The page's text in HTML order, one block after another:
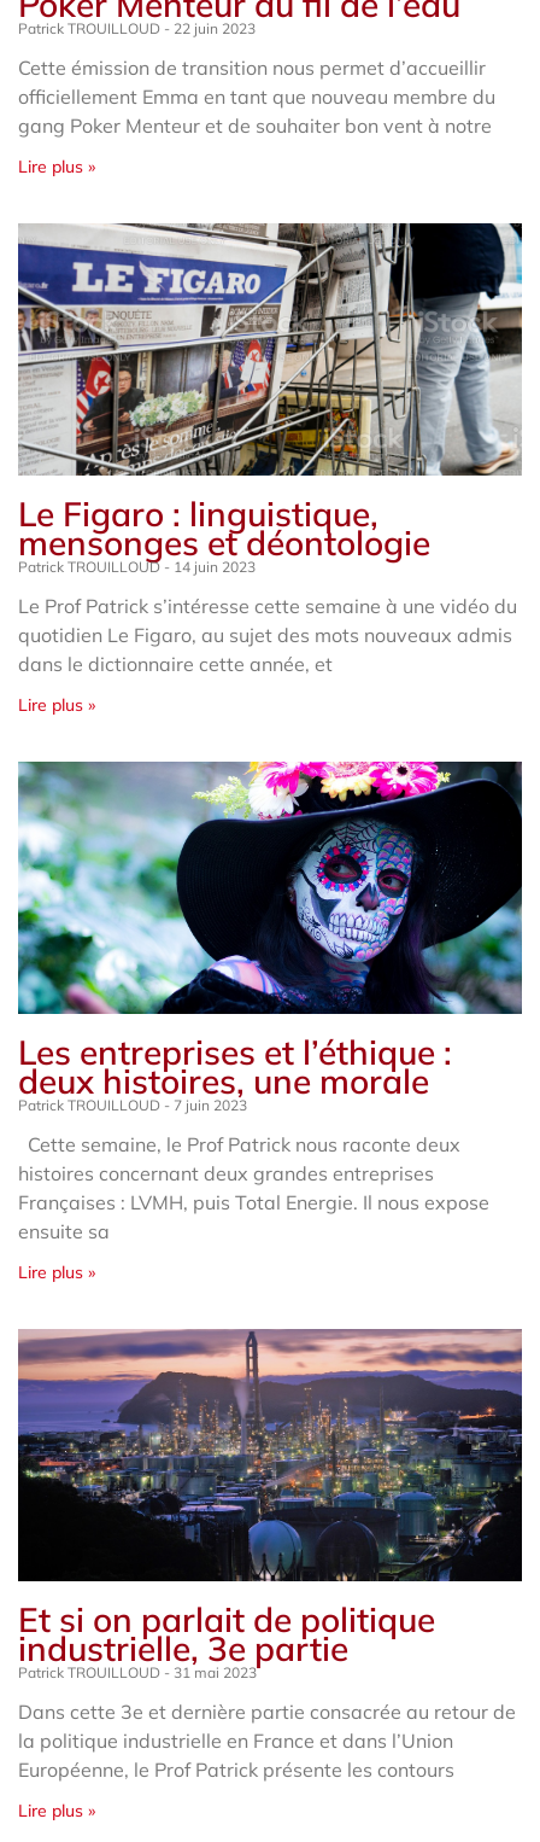
Patrick TROUILLOUD 22 juin 2023
Cette émission de transition nous permet d’accueillir
officiellement Emma en tant que nouveau membre du
gang Poker Menteur et de souhaiter bon vent à notre
Lire plus »
Le Figaro : linguistique,
mensonges et déontologie
Patrick TROUILLOUD 14 juin 2023
Le Prof Patrick s’intéresse cette semaine à une vidéo du
quotidien Le Figaro, au sujet des mots nouveaux admis
dans le dictionnaire cette année, et
Lire plus »
Les entreprises et l’éthique :
deux histoires, une morale
Patrick TROUILLOUD 7 juin 2023
Cette semaine, le Prof Patrick nous raconte deux
histoires concernant deux grandes entreprises
Françaises : LVMH, puis Total Energie. Il nous expose
ensuite sa
Lire plus »
Et si on parlait de politique
industrielle, 3e partie
Patrick TROUILLOUD 31 mai 2023
Dans cette 3e et dernière partie consacrée au retour de
la politique industrielle en France et dans l’Union
Européenne, le Prof Patrick présente les contours
Lire plus »